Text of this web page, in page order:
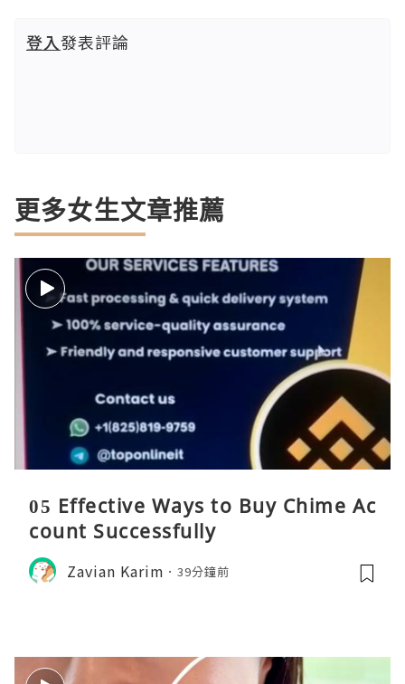
登入發表評論
更多女生文章推薦
05 Effective Ways to Buy Chime Ac
count Successfully
Zavian Karim 39分鐘前